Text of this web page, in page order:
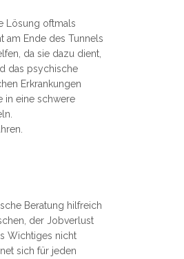
Lösung oftmals
am Ende des Tunnels
da sie dazu dient,
das psychische
Erkrankungen
in eine schwere
entwickeln.
Beratung hilfreich
der Jobverlust
Wichtiges nicht
sich für jeden